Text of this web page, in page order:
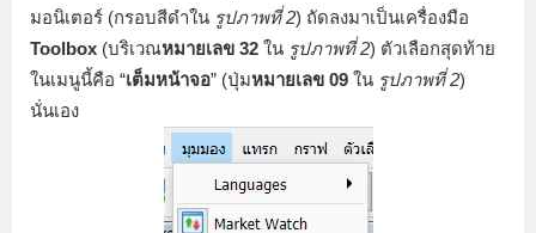
มอนิเตอร์ (กรอบสีดำใน รูปภาพที่ 2) ถัดลงมาเป็นเครื่องมือ
Toolbox (บริเวณหมายเลข 32 ใน รูปภาพที่ 2) ตัวเลือกสุดท้าย
ในเมนูนี้คือ “เต็มหน้าจอ” (ปุ่มหมายเลข 09 ใน รูปภาพที่ 2)
นั่นเอง